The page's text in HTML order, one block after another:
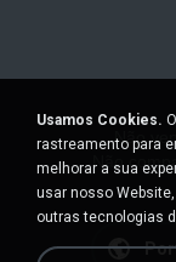
Não
Não
Usamos Cookies.
rastreamento para
melhorar a sua
usar nosso
outras tecnologias